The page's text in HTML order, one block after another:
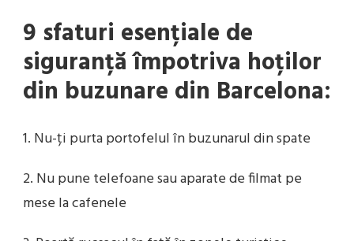
9 sfaturi esențiale de
siguranță împotriva hoților
din buzunare din Barcelona:
1. Nu-ți purta portofelul în buzunarul din spate
2. Nu pune telefoane sau aparate de filmat pe
mese la cafenele